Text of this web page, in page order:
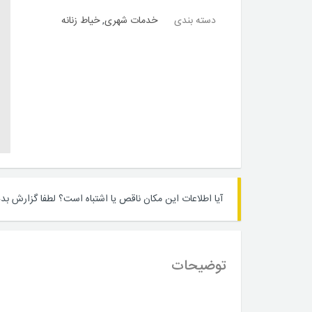
دسته بندی خدمات شهری,خیاط زنانه
آیا اطلاعات این مکان ناقص یا اشتباه است؟ لطفا گزارش
توضیحات